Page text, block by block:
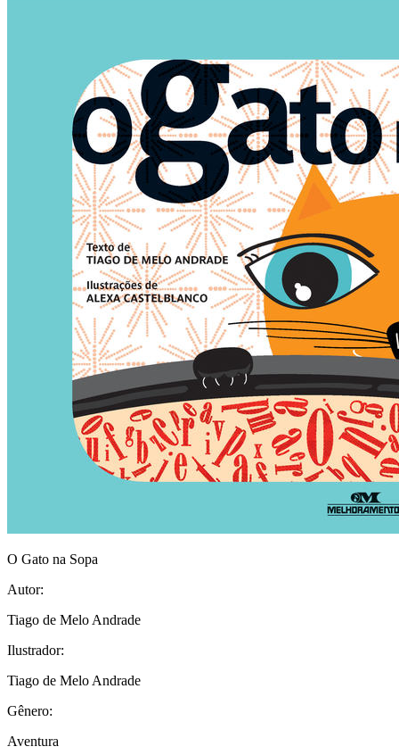
O Gato na Sopa
Autor:
Tiago de Melo Andrade
Ilustrador:
Tiago de Melo Andrade
Gênero:
Aventura